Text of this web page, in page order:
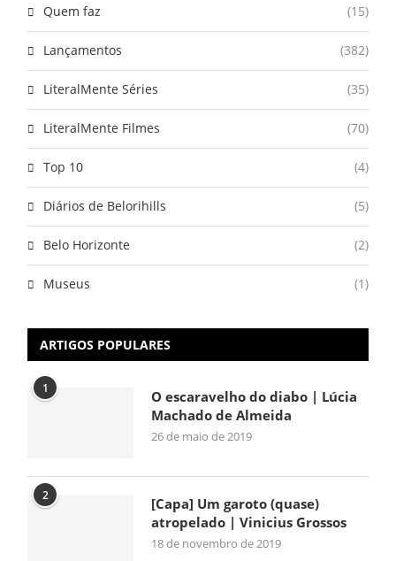
Quem faz (15)
Lançamentos (382)
LiteralMente Séries (35)
LiteralMente Filmes (70)
Top 10 (4)
Diários de Belorihills (5)
Belo Horizonte (2)
Museus (1)
ARTIGOS POPULARES
1
O escaravelho do diabo | Lúcia
Machado de Almeida
26 de maio de 2019
2
[Capa] Um garoto (quase)
atropelado | Vinicius Grossos
18 de novembro de 2019